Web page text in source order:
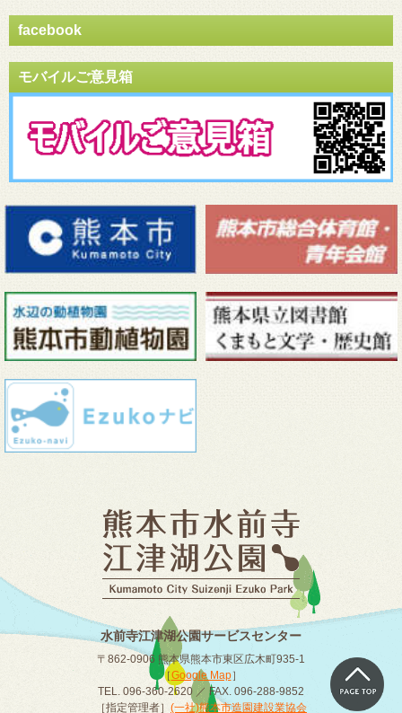
facebook
モバイルご意見箱
水前寺江津湖公園サービスセンター
〒862-0906 熊本県熊本市東区広木町935-1
［Google Map］
TEL. 096-360-2620 ／ FAX. 096-288-9852
［指定管理者］ (一社)熊本市造園建設業協会